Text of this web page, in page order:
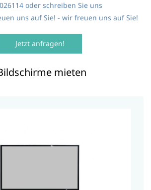
oder schreiben Sie uns
uns auf Sie! - wir freuen uns auf Sie!
Jetzt anfragen!
mieten